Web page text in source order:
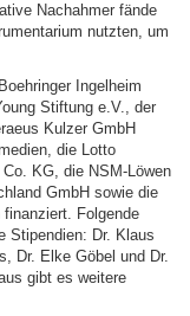
Nachahmer fände
nutzten, um
Ingelheim
Stiftung e.V., der
Kulzer GmbH
die Lotto
KG, die NSM-Löwen
GmbH sowie die
finanziert. Folgende
Stipendien: Dr. Klaus
Dr. Elke Göbel und Dr.
gibt es weitere